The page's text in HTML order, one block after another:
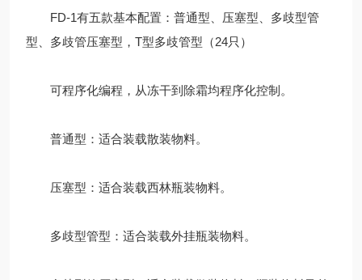
FD-1有五款基本配置：普通型、压塞型、多歧型管
型、多歧管压塞型，T型多歧管型（24只）
可程序化编程，从冻干到除霜均程序化控制。
普通型：适合装载散装物料。
压塞型：适合装载西林瓶装物料。
多歧型管型：适合装载外挂瓶装物料。